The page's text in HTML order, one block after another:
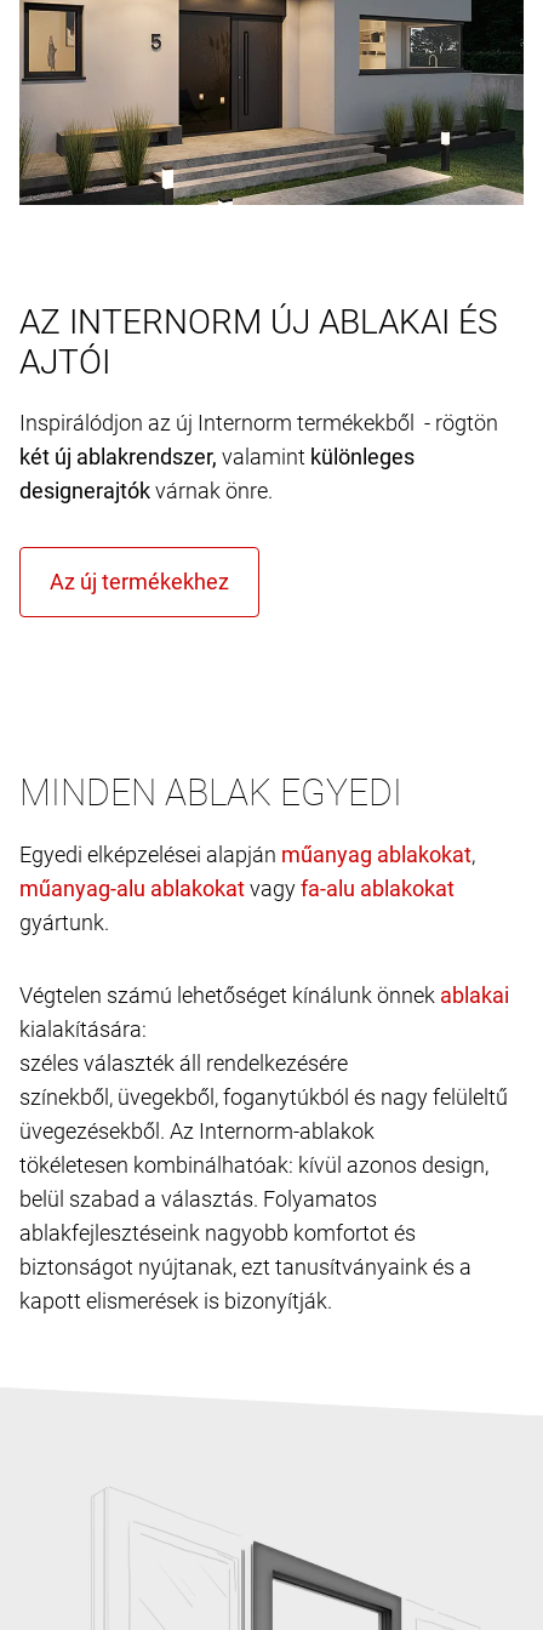
AZ INTERNORM ÚJ ABLAKAI ÉS
AJTÓI
Inspirálódjon az új Internorm termékekből - rögtön
két új ablakrendszer, valamint különleges
designerajtókvárnak önre.
MINDEN ABLAK EGYEDI
Egyedi elképzelései alapján
,
vagy
gyártunk.
Végtelen számú lehetőséget kínálunk önnek
kialakítására:
széles választék áll rendelkezésére
színekből, üvegekből, foganytúkból és nagy felüleltű
üvegezésekből. Az Internorm-ablakok
tökéletesen kombinálhatóak: kívül azonos design,
belül szabad a választás. Folyamatos
ablakfejlesztéseink nagyobb komfortot és
biztonságot nyújtanak, ezt tanusítványaink és a
kapott elismerések is bizonyítják.